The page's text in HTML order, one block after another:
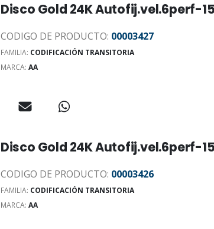
Disco Gold 24K Autofij.vel.6perf-
CODIGO DE PRODUCTO: 00003427
FAMILIA: CODIFICACIÓN TRANSITORIA
MARCA: AA
Disco Gold 24K Autofij.vel.6perf-
CODIGO DE PRODUCTO: 00003426
FAMILIA: CODIFICACIÓN TRANSITORIA
MARCA: AA